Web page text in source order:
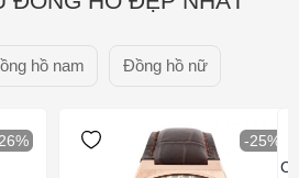
hồ nam Đồng hồ nữ
-25%